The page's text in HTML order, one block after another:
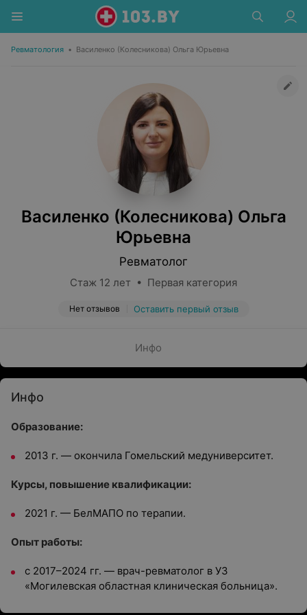
Ревматология • Василенко (Колесникова) Ольга Юрьевна
Василенко (Колесникова) Ольга
Юрьевна
Ревматолог
Стаж 12 лет • Первая категория
Нет отзывов Оставить первый отзыв
Инфо
Инфо
Образование:
2013 г. — окончила Гомельский медуниверситет.
Курсы, повышение квалификации:
2021 г. — БелМАПО по терапии.
Опыт работы:
с 2017–2024 гг. — врач-ревматолог в УЗ
«Могилевская областная клиническая больница».